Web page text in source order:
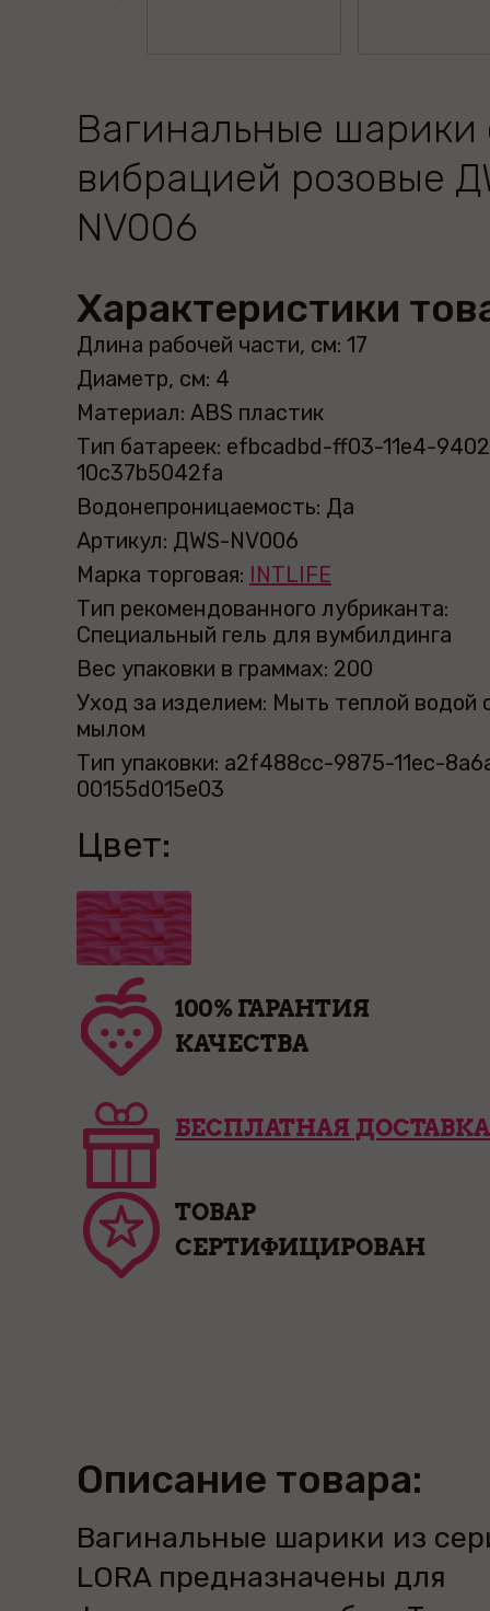
Вагинальные шарики
вибрацией розовые
NV006
Характеристики
Длина рабочей части, см: 17
Диаметр, см: 4
Материал: ABS пластик
Тип батареек: efbcadbd-ff03-11e4-
10c37b5042fa
Водонепроницаемость: Да
Артикул: ДWS-NV006
Марка торговая: INTLIFE
Тип рекомендованного лубриканта:
Специальный гель для вумбилдинга
Вес упаковки в граммах: 200
Уход за изделием: Мыть теплой водой
мылом
Тип упаковки: a2f488cc-9875-11ec-
00155d015e03
Цвет:
100% ГАРАНТИЯ
КАЧЕСТВА
БЕСПЛАТНАЯ ДОСТАВКА
ТОВАР
СЕРТИФИЦИРОВАН
Описание товара:
Вагинальные шарики из
LORA предназначены для